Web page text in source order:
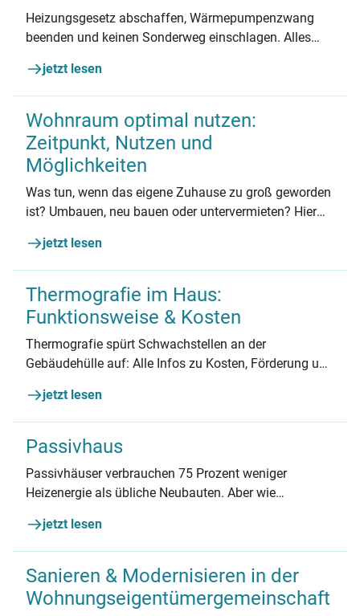
Heizungsgesetz abschaffen, Wärmepumpenzwang
beenden und keinen Sonderweg einschlagen. Alles
gehen wir drei Mythen rund um das
Gebäudeenergiegesetz auf den Grund.
jetzt lesen
Wohnraum optimal nutzen:
Zeitpunkt, Nutzen und
Möglichkeiten
Was tun, wenn das eigene Zuhause zu groß geworden
ist? Umbauen, neu bauen oder untervermieten? Hier
jetzt lesen
Thermografie im Haus:
Funktionsweise & Kosten
Thermografie spürt Schwachstellen an der
Gebäudehülle auf: Alle Infos zu Kosten, Förderung und
jetzt lesen
Passivhaus
Passivhäuser verbrauchen 75 Prozent weniger
Heizenergie als übliche Neubauten. Aber wie
Funktionsweise, Energiestandards, Kosten und
Förderung von Passivhäusern.
jetzt lesen
Sanieren & Modernisieren in der
Wohnungs­eigentümer­gemeinschaft